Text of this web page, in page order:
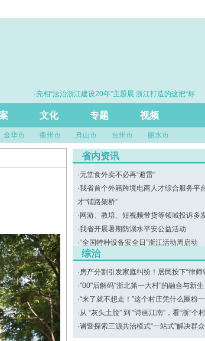
·亮相“法治浙江建设20年”主题展 浙江打造的这把“标
文化 专题 视频
金华市 衢州市 舟山市 台州市 丽水市
省内资讯
·无堂食外卖不必再“避雷”
·我省首个外籍跨境电商人才综合服务平
才“铺路架桥”
· 网游、教培、短视频带货等领域投诉多
·我省开展暑期防溺水平安公益活动
·“全国特种设备安全日”浙江活动周启动
综治
·房产分割引发家庭纠纷！居民按下“律师
·"00"后解码“浙北第一大村”的融合与新生
·“来了就不想走！”这个村庄凭什么圈粉一
·从 “灰头土脸” 到 “诗画江南”，看“浙”个
·诸暨探索三源共治模式“一站式”解决群